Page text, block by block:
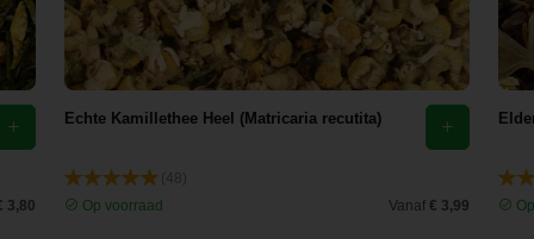
3,80
Echte Kamillethee Heel (Matricaria recutita)
Op voorraad
Vanaf € 3,99